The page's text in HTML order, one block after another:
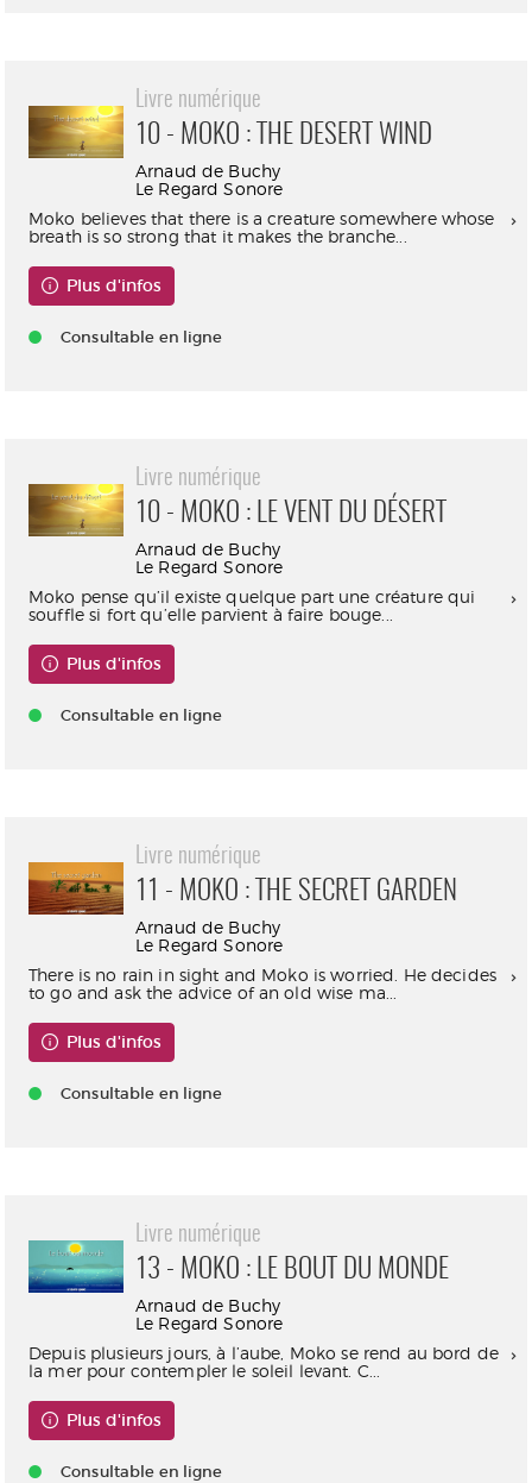
Livre numérique
10 - MOKO : THE DESERT WIND
Arnaud de Buchy
Le Regard Sonore
Moko believes that there is a creature somewhere whose
breath is so strong that it makes the branche...
Plus d'infos
Consultable en ligne
Livre numérique
10 - MOKO : LE VENT DU DÉSERT
Arnaud de Buchy
Le Regard Sonore
Moko pense qu’il existe quelque part une créature qui
souffle si fort qu’elle parvient à faire bouge...
Plus d'infos
Consultable en ligne
Livre numérique
11 - MOKO : THE SECRET GARDEN
Arnaud de Buchy
Le Regard Sonore
There is no rain in sight and Moko is worried. He decides
to go and ask the advice of an old wise ma...
Plus d'infos
Consultable en ligne
Livre numérique
13 - MOKO : LE BOUT DU MONDE
Arnaud de Buchy
Le Regard Sonore
Depuis plusieurs jours, à l’aube, Moko se rend au bord de
la mer pour contempler le soleil levant. C...
Plus d'infos
Consultable en ligne